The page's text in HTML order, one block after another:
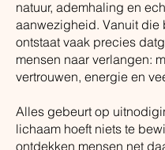
natuur, ademhaling en
aanwezigheid. Vanuit die
ontstaat vaak precies
mensen naar verlangen:
vertrouwen, energie en
Alles gebeurt op
lichaam hoeft niets te
ontdekken mensen net